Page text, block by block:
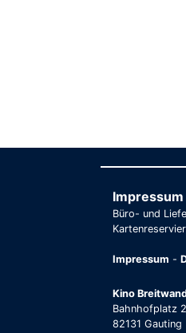
Impressum
Büro- und
Impressum -
Kino
Bahnhofplatz 2
82131 Gauting